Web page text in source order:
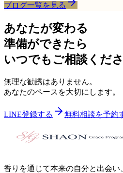
ブログ一覧を見る
あなたが変わる
準備ができたら
いつでもご相談くだ
無理な勧誘はありません。
あなたのペースを大切にします。
LINE登録する 無料相談を予約
香りを通じて本来の自分と出会